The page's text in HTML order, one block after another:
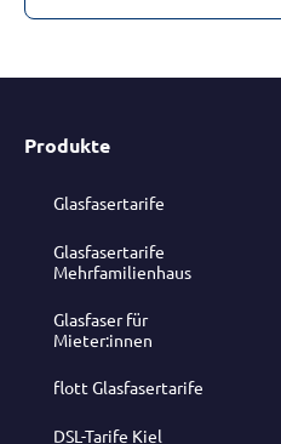
Produkte
Glasfasertarife
Glasfasertarife
Mehrfamilienhaus
Glasfaser für
Mieter:innen
flott Glasfasertarife
DSL-Tarife Kiel